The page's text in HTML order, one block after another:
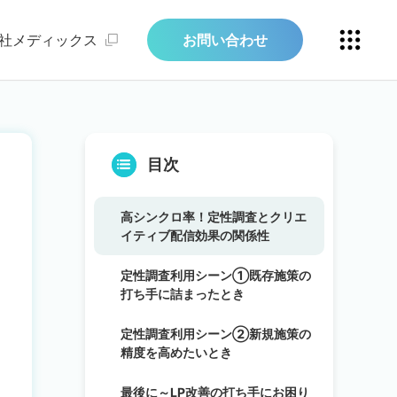
メディックス お問い合わせ
目次
高シンクロ率！定性調査とクリエ
イティブ配信効果の関係性
定性調査利用シーン①既存施策の
打ち手に詰まったとき
定性調査利用シーン②新規施策の
精度を高めたいとき
最後に～LP改善の打ち手にお困り